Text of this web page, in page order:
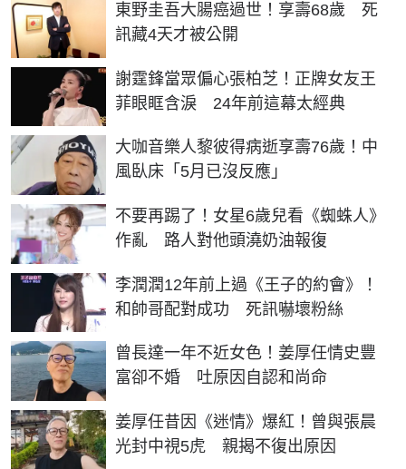
東野圭吾大腸癌過世！享壽68歲 死
訊藏4天才被公開
謝霆鋒當眾偏心張柏芝！正牌女友王
菲眼眶含淚 24年前這幕太經典
大咖音樂人黎彼得病逝享壽76歲！中
風臥床「5月已沒反應」
不要再踢了！女星6歲兒看《蜘蛛人》
作亂 路人對他頭澆奶油報復
李潤潤12年前上過《王子的約會》！
和帥哥配對成功 死訊嚇壞粉絲
曾長達一年不近女色！姜厚任情史豐
富卻不婚 吐原因自認和尚命
姜厚任昔因《迷情》爆紅！曾與張晨
光封中視5虎 親揭不復出原因